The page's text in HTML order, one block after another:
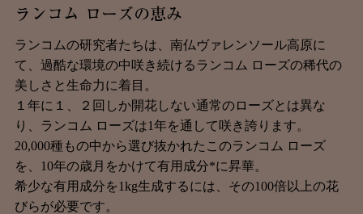
ランコム ローズの恵み ​
ランコムの研究者たちは、南仏ヴァレンソール高原に
て、過酷な環境の中咲き続けるランコム ローズの稀代の
美しさと生命力に着目。
１年に１、２回しか開花しない通常のローズとは異な
り、ランコム ローズは1年を通して咲き誇ります。
20,000種もの中から選び抜かれたこのランコム ローズ
を、10年の歳月をかけて有用成分*に昇華。
希少な有用成分を1kg生成するには、その100倍以上の花
びらが必要です。